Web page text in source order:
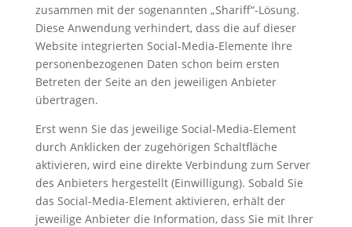
zusammen mit der sogenannten „Shariff“-Lösung.
Diese Anwendung verhindert, dass die auf dieser
Website integrierten Social-Media-Elemente Ihre
personenbezogenen Daten schon beim ersten
Betreten der Seite an den jeweiligen Anbieter
übertragen.
Erst wenn Sie das jeweilige Social-Media-Element
durch Anklicken der zugehörigen Schaltfläche
aktivieren, wird eine direkte Verbindung zum Server
des Anbieters hergestellt (Einwilligung). Sobald Sie
das Social-Media-Element aktivieren, erhält der
jeweilige Anbieter die Information, dass Sie mit Ihrer